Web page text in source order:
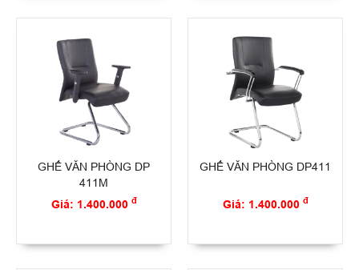
GHẾ VĂN PHÒNG DP
411M
Giá: 1.400.000 đ
GHẾ VĂN PHÒNG DP411
Giá: 1.400.000 đ